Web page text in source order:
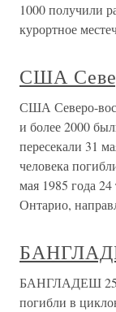
1000 получили
курортное
США
США Северо-
и более 2000
пересекали 31
человека
мая 1985 года
Онтарио,
БАНГЛАДЕШ 25
погибли в